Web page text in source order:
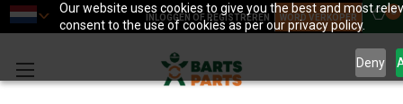
Our website uses cookies to give you the best and most
consent to the use of cookies as per our privacy policy.
Deny
INLOGGEN OF REGISTREREN WORD VERKOPER
0